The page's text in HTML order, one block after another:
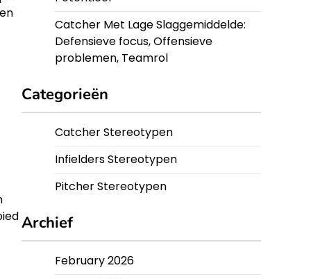
Catcher Met Lage Slaggemiddelde:
Defensieve focus, Offensieve
problemen, Teamrol
Categorieën
Catcher Stereotypen
Infielders Stereotypen
Pitcher Stereotypen
Archief
February 2026